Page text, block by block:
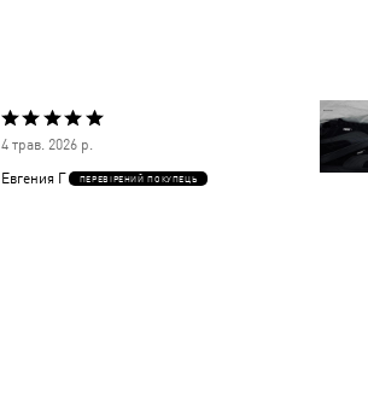
Оцінено
4 трав. 2026 р.
Евгения Г ПЕРЕВІРЕНИЙ ПОКУПЕЦЬ